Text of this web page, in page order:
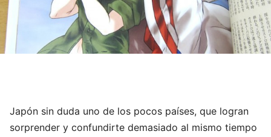
Japón sin duda uno de los pocos países, que logran
sorprender y confundirte demasiado al mismo tiempo